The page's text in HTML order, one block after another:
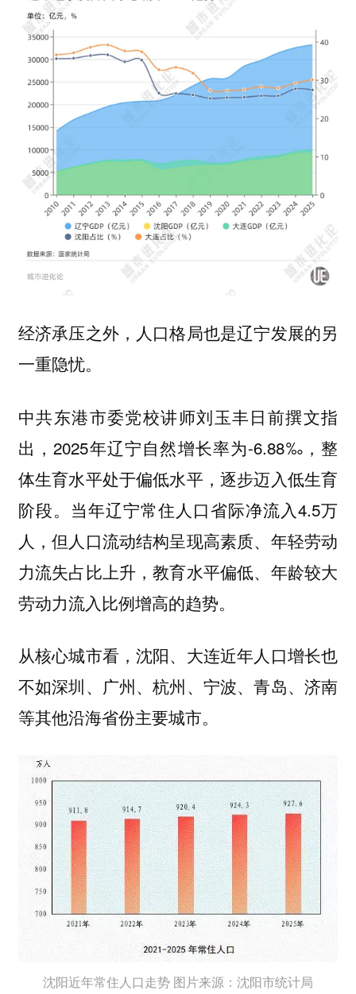
经济承压之外，人口格局也是辽宁发展的另
一重隐忧。
中共东港市委党校讲师刘玉丰日前撰文指
出，2025年辽宁自然增长率为-6.88‰，整
体生育水平处于偏低水平，逐步迈入低生育
阶段。当年辽宁常住人口省际净流入4.5万
人，但人口流动结构呈现高素质、年轻劳动
力流失占比上升，教育水平偏低、年龄较大
劳动力流入比例增高的趋势。
从核心城市看，沈阳、大连近年人口增长也
不如深圳、广州、杭州、宁波、青岛、济南
等其他沿海省份主要城市。
沈阳近年常住人口走势 图片来源：沈阳市统计局